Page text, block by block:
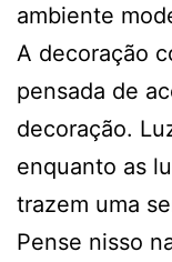
ambiente
A decoração
pensada de
decoração.
enquanto as
trazem uma
Pense nisso